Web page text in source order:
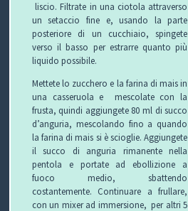
liscio. Filtrate in una ciotola attraverso
un setaccio fine e, usando la parte
posteriore di un cucchiaio, spingete
verso il basso per estrarre quanto più
liquido possibile.
Mettete lo zucchero e la farina di mais in
una casseruola e mescolate con la
frusta, quindi aggiungete 80 ml di succo
d’anguria, mescolando fino a quando
la farina di mais si è scioglie. Aggiungete
il succo di anguria rimanente nella
pentola e portate ad ebollizione a
fuoco medio, sbattendo
costantemente. Continuare a frullare,
con un mixer ad immersione, per altri 5